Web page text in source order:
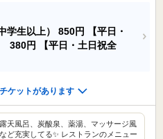
学生以上） 850円
【平日・
380円
【平日・土日祝全
ケットがあります
天風呂、炭酸泉、薬湯、マッサージ風
ど充実してる✨ レストランのメニュー